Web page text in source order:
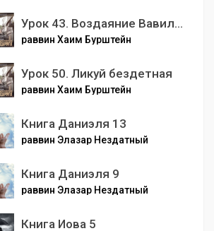
Урок 43. Воздаяние Вавилону
раввин Хаим Бурштейн
Урок 50. Ликуй бездетная
раввин Хаим Бурштейн
Книга Даниэля 13
раввин Элазар Нездатный
Книга Даниэля 9
раввин Элазар Нездатный
Книга Иова 5